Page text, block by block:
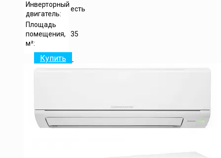
Инверторный
двигатель:
есть
Площадь
помещения,
м²:
35
Купить